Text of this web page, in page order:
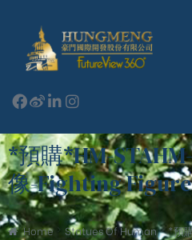
*預購*HM-
像-Fighting
Home Statues Of Human
*預